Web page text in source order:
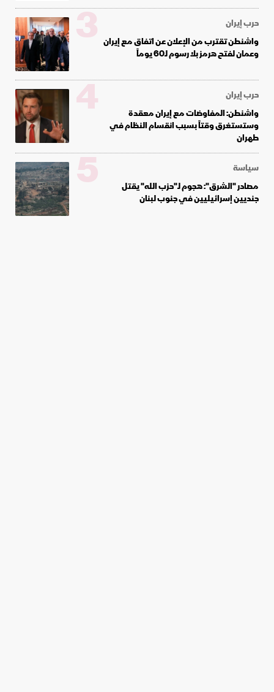
حرب إيران
واشنطن تقترب من الإعلان عن اتفاق مع إيران
وعمان لفتح هرمز بلا رسوم لـ60 يوماً
3
حرب إيران
واشنطن: المفاوضات مع إيران معقدة
وستستغرق وقتاً بسبب انقسام النظام في
طهران
4
سياسة
مصادر "الشرق": هجوم لـ"حزب الله" يقتل
جنديين إسرائيليين في جنوب لبنان
5